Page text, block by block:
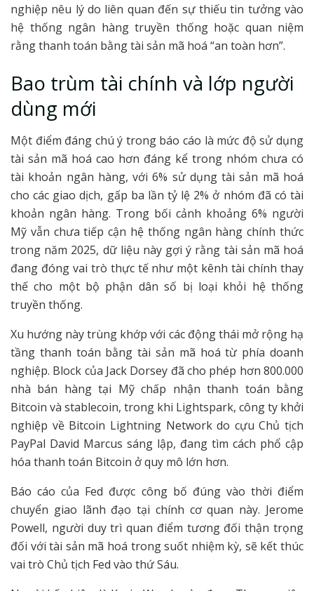
nghiệp nêu lý do liên quan đến sự thiếu tin tưởng vào
hệ thống ngân hàng truyền thống hoặc quan niệm
rằng thanh toán bằng tài sản mã hoá “an toàn hơn”.
Bao trùm tài chính và lớp người
dùng mới
Một điểm đáng chú ý trong báo cáo là mức độ sử dụng
tài sản mã hoá cao hơn đáng kể trong nhóm chưa có
tài khoản ngân hàng, với 6% sử dụng tài sản mã hoá
cho các giao dịch, gấp ba lần tỷ lệ 2% ở nhóm đã có tài
khoản ngân hàng. Trong bối cảnh khoảng 6% người
Mỹ vẫn chưa tiếp cận hệ thống ngân hàng chính thức
trong năm 2025, dữ liệu này gợi ý rằng tài sản mã hoá
đang đóng vai trò thực tế như một kênh tài chính thay
thế cho một bộ phận dân số bị loại khỏi hệ thống
truyền thống.
Xu hướng này trùng khớp với các động thái mở rộng hạ
tầng thanh toán bằng tài sản mã hoá từ phía doanh
nghiệp. Block của Jack Dorsey đã cho phép hơn 800.000
nhà bán hàng tại Mỹ chấp nhận thanh toán bằng
Bitcoin và stablecoin, trong khi Lightspark, công ty khởi
nghiệp về Bitcoin Lightning Network do cựu Chủ tịch
PayPal David Marcus sáng lập, đang tìm cách phổ cập
hóa thanh toán Bitcoin ở quy mô lớn hơn.
Báo cáo của Fed được công bố đúng vào thời điểm
chuyển giao lãnh đạo tại chính cơ quan này. Jerome
Powell, người duy trì quan điểm tương đối thận trọng
đối với tài sản mã hoá trong suốt nhiệm kỳ, sẽ kết thúc
vai trò Chủ tịch Fed vào thứ Sáu.